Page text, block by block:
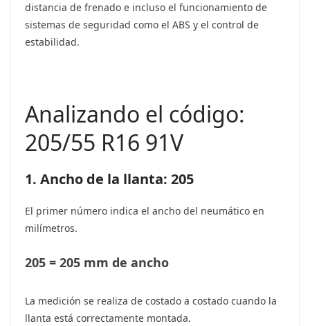
distancia de frenado e incluso el funcionamiento de
sistemas de seguridad como el ABS y el control de
estabilidad.
Analizando el código:
205/55 R16 91V
1. Ancho de la llanta: 205
El primer número indica el ancho del neumático en
milímetros.
205 = 205 mm de ancho
La medición se realiza de costado a costado cuando la
llanta está correctamente montada.